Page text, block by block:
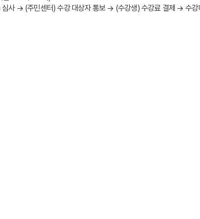
사 → (주민센터) 수강 대상자 통보 → (수강생) 수강료 결제 → 수강